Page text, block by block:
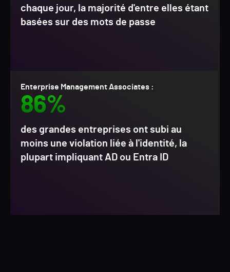
chaque jour, la majorité d'entre elles étant
basées sur des mots de passe
Enterprise Management Associates :
86%
des grandes entreprises ont subi au
moins une violation liée à l'identité, la
plupart impliquant AD ou Entra ID